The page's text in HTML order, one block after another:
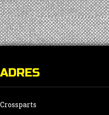
ADRES
Crossparts